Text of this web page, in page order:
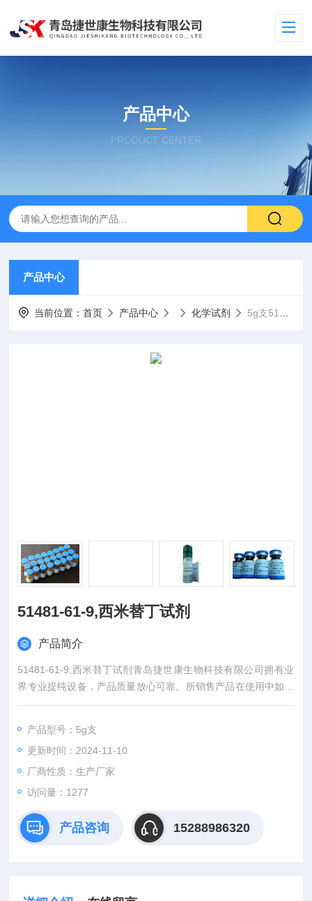
产品中心
PRODUCT CENTER
产品中心
当前位置：首页 产品中心 化学试剂 5g支51481-61-9,西米替丁试剂
51481-61-9,西米替丁试剂
产品简介
51481-61-9,西米替丁试剂青岛捷世康生物科技有限公司拥有业
界专业提纯设备，产品质量放心可靠。所销售产品在使用中如出
现实际含量与产品外包标示不*可全额退款。同时代理：中检所标
电脑、平板电脑等）。
产品型号：5g支
更新时间：2024-11-10
厂商性质：生产厂家
访问量：1277
产品咨询 15288986320